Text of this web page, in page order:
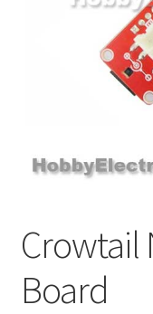
Crowtail
Board